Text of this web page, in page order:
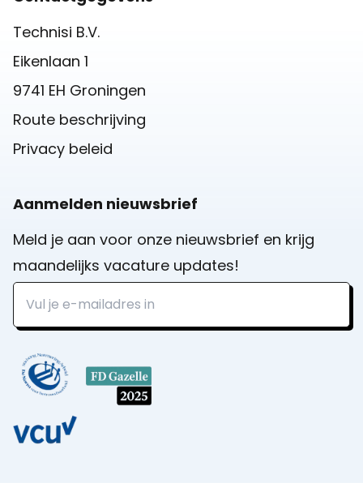
Technisi B.V.
Eikenlaan 1
9741 EH Groningen
Route beschrijving
Privacy beleid
Aanmelden nieuwsbrief
Meld je aan voor onze nieuwsbrief en krijg
maandelijks vacature updates!